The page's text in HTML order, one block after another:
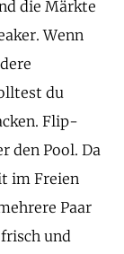
die Märkte
Wenn
du
Flip-
den Pool. Da
im Freien
Paar
und